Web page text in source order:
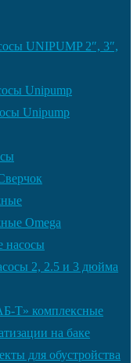
UNIPUMP 2″, 3″,
Unipump
Unipump
Omega
насосы
2, 2.5 и 3 дюйма
Т» комплексные
на баке
для обустройства